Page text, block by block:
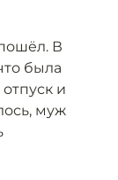
В
была
и
муж